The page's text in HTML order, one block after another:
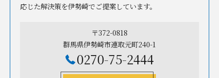
応じた解決策を伊勢崎でご提案しています。
〒372-0818
群馬県伊勢崎市連取元町240-1
0270-75-2444